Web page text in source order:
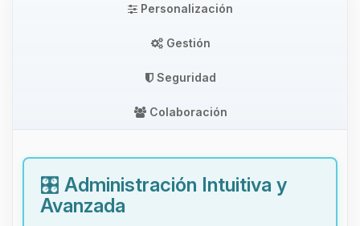
Personalización
Gestión
Seguridad
Colaboración
🎛️ Administración Intuitiva y
Avanzada